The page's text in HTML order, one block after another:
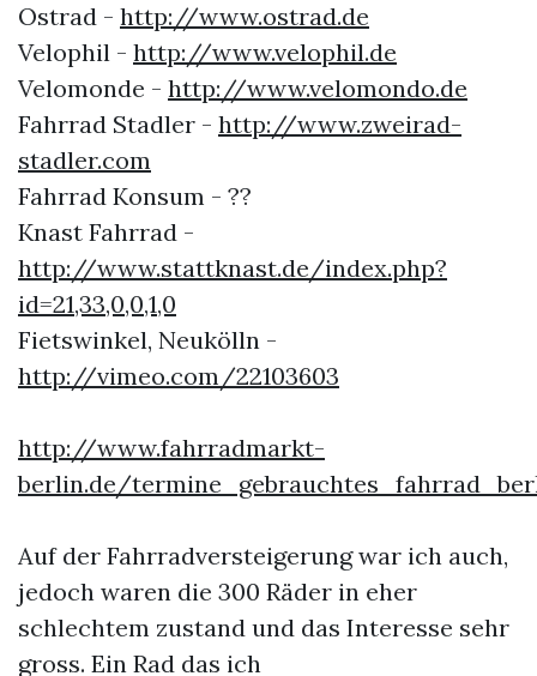
Ostrad - http://www.ostrad.de
Velophil - http://www.velophil.de
Velomonde - http://www.velomondo.de
Fahrrad Stadler - http://www.zweirad-
stadler.com
Fahrrad Konsum - ??
Knast Fahrrad -
http://www.stattknast.de/index.php?
id=21,33,0,0,1,0
Fietswinkel, Neukölln -
http://vimeo.com/22103603
http://www.fahrradmarkt-
berlin.de/
Auf der Fahrradversteigerung war ich auch,
jedoch waren die 300 Räder in eher
schlechtem zustand und das Interesse sehr
gross. Ein Rad das ich